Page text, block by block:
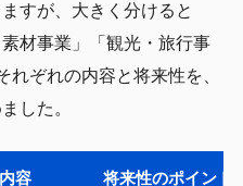
すが、大きく分けると
材事業」「観光・旅行事
ぞれの内容と将来性を、
した。
容 将来性のポイント